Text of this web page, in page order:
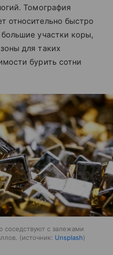
Томография
относительно быстро
участки коры,
для таких
бурить сотни
соседствуют с залежами
источник: Unsplash